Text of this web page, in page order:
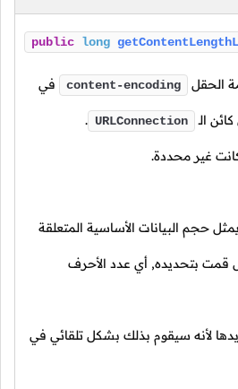
public long
الحقل content-encoding في
الـ URLConnection
.
غير محددة.
حجم البيانات الأساسية المتعلقة
قمت بتحديده, أي عدد الأحرف
لأنه سيقوم بذلك بشكل تلقائي في